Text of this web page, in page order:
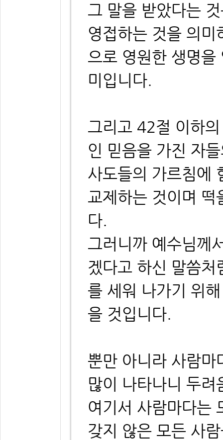
그 말을 받았다는
영접하는 것을 의미
으로 영원한 생명을
미입니다.
그리고 42절 이하
인 믿음을 가진 자
사도들의 가르침에
교제하는 것이며 떡
다.
그러니까 예수님께
겠다고 하신 말씀
를 세워 나가기 위
을 것입니다.
뿐만 아니라 사람마
많이 나타나니 두
여기서 사람마다는
갖지 않은 모든 사